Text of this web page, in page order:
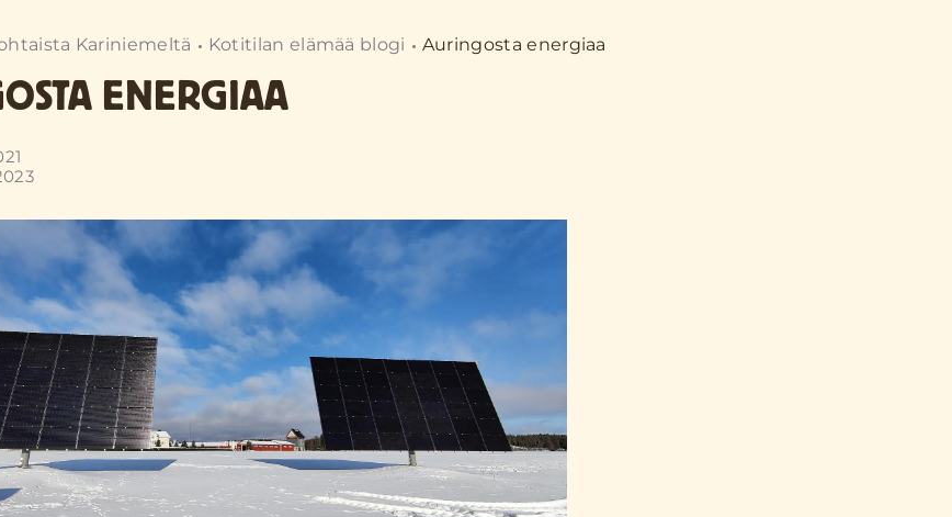
Kariniemeltä Kotitilan elämää blogi Auringosta energiaa
ENERGIAA